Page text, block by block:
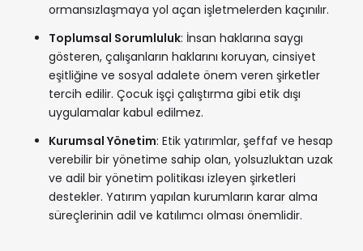
ormansızlaşmaya yol açan işletmelerden kaçınılır.
Toplumsal Sorumluluk: İnsan haklarına saygı
gösteren, çalışanların haklarını koruyan, cinsiyet
eşitliğine ve sosyal adalete önem veren şirketler
tercih edilir. Çocuk işçi çalıştırma gibi etik dışı
uygulamalar kabul edilmez.
Kurumsal Yönetim: Etik yatırımlar, şeffaf ve hesap
verebilir bir yönetime sahip olan, yolsuzluktan uzak
ve adil bir yönetim politikası izleyen şirketleri
destekler. Yatırım yapılan kurumların karar alma
süreçlerinin adil ve katılımcı olması önemlidir.